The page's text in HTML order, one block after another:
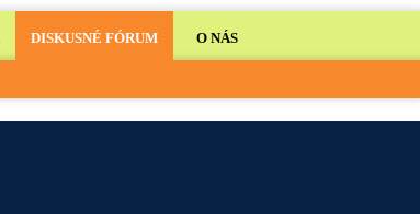
DISKUSNÉ FÓRUM O NÁS